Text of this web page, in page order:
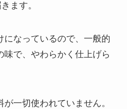
ます。
になっているので、一般的
味で、やわらかく仕上げら
一切使われていません。